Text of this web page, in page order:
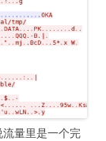
流量里是一个完